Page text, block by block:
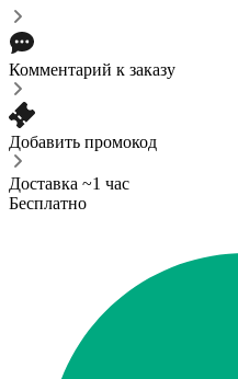
Комментарий к заказу
Добавить промокод
Доставка ~1 час
Бесплатно